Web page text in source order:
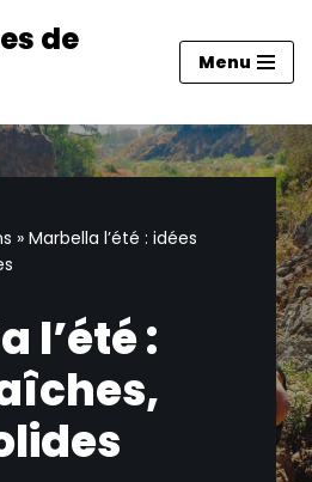
de
Menu
» Marbella l’été : idées
l’été :